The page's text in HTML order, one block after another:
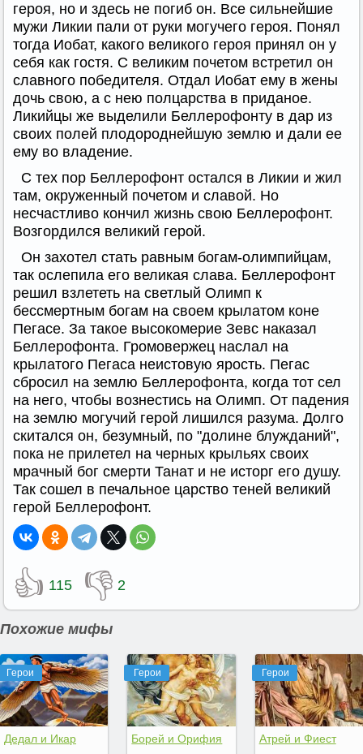
героя, но и здесь не погиб он. Все сильнейшие
мужи Ликии пали от руки могучего героя. Понял
тогда Иобат, какого великого героя принял он у
себя как гостя. С великим почетом встретил он
славного победителя. Отдал Иобат ему в жены
дочь свою, а с нею полцарства в приданое.
Ликийцы же выделили Беллерофонту в дар из
своих полей плодороднейшую землю и дали ее
ему во владение.
С тех пор Беллерофонт остался в Ликии и жил
там, окруженный почетом и славой. Но
несчастливо кончил жизнь свою Беллерофонт.
Возгордился великий герой.
Он захотел стать равным богам-олимпийцам,
так ослепила его великая слава. Беллерофонт
решил взлететь на светлый Олимп к
бессмертным богам на своем крылатом коне
Пегасе. За такое высокомерие Зевс наказал
Беллерофонта. Громовержец наслал на
крылатого Пегаса неистовую ярость. Пегас
сбросил на землю Беллерофонта, когда тот сел
на него, чтобы вознестись на Олимп. От падения
на землю могучий герой лишился разума. Долго
скитался он, безумный, по "долине блужданий",
пока не прилетел на черных крыльях своих
мрачный бог смерти Танат и не исторг его душу.
Так сошел в печальное царство теней великий
герой Беллерофонт.
👍 115 👎 2
Похожие мифы
Герои
Дедал и Икар
Герои
Борей и Орифия
Герои
Атрей и Фиест